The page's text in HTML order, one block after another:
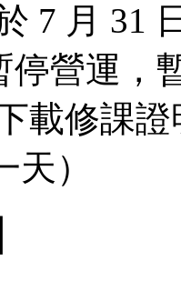
7 月 31
停營運
載修課
）